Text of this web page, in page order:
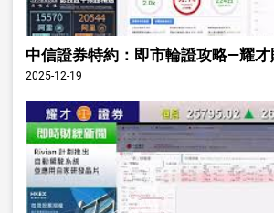
中信證券特約：即市輪證攻略—耀才
2025-12-19